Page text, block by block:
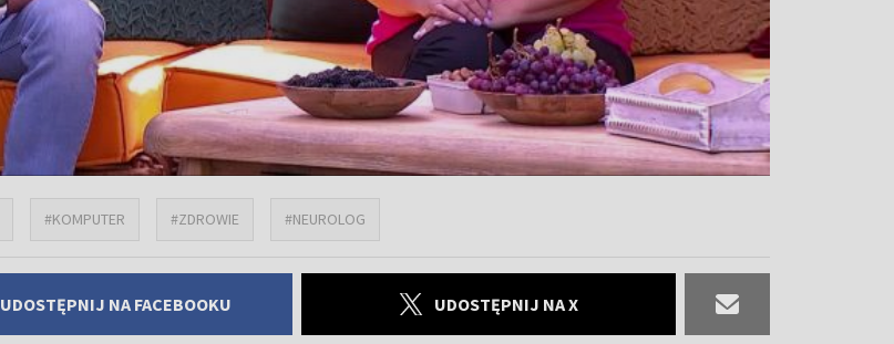
#KOMPUTER #ZDROWIE #NEUROLOG
UDOSTĘPNIJ NA FACEBOOKU UDOSTĘPNIJ NA X